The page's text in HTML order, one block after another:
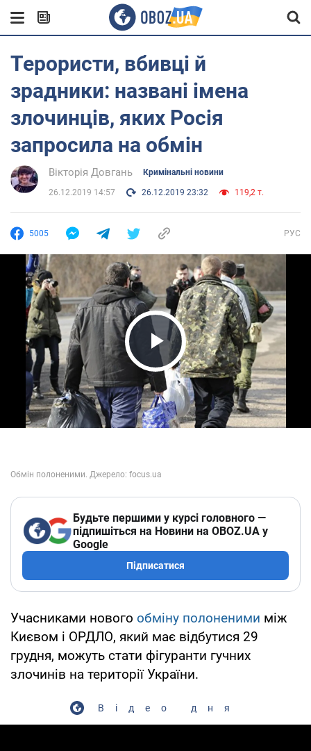
Терористи, вбивці й
зрадники: названі імена
злочинців, яких Росія
запросила на обмін
Вікторія Довгань Кримінальні новини
26.12.2019 14:57 26.12.2019 23:32 119,2 т.
5005 РУС
Play Video
Будьте першими у курсі головного —
підпишіться на Новини на OBOZ.UA у
Google
Підписатися
Учасниками нового обміну полоненими між
Києвом і ОРДЛО, який має відбутися 29
грудня, можуть стати фігуранти гучних
злочинів на території України.
Відео дня